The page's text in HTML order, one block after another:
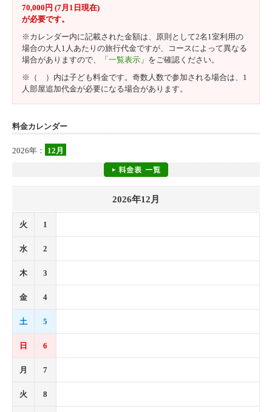
70,000円 (7月1日現在)
が必要です。
※カレンダー内に記載された金額は、原則として2名1室利用の
場合の大人1人あたりの旅行代金ですが、コースによって異なる
場合がありますので、「一覧表示 」をご確認ください。
※（ ）内は子ども料金です。奇数人数で参加される場合は、1
人部屋追加代金が必要になる場合があります。
料金カレンダー
2026年： 12月
2026年12月
火 1
水 2
木 3
金 4
土 5
日 6
月 7
火 8